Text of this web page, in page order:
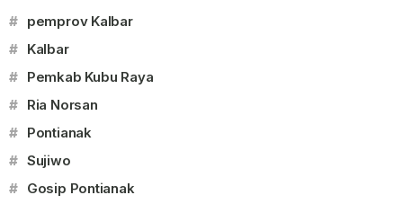
# pemprov Kalbar
# Kalbar
# Pemkab Kubu Raya
# Ria Norsan
# Pontianak
# Sujiwo
# Gosip Pontianak